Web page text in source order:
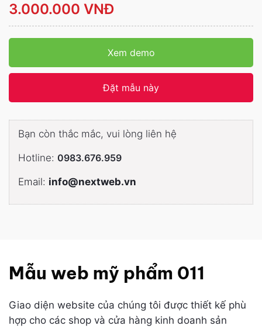
3.000.000 VNĐ
Xem demo
Đặt mẫu này
Bạn còn thắc mắc, vui lòng liên hệ
Hotline: 0983.676.959
Email: info@nextweb.vn
Mẫu web mỹ phẩm 011
Giao diện website của chúng tôi được thiết kế phù
hợp cho các shop và cửa hàng kinh doanh sản